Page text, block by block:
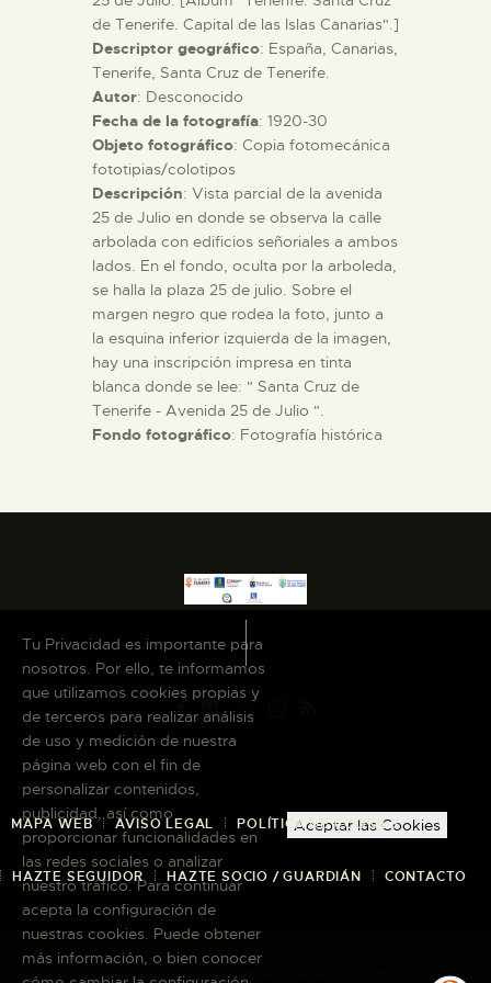
ESPAÑOL
de Tenerife. Capital de las Islas Canarias".]
Descriptor geográfico: España, Canarias,
Tenerife, Santa Cruz de Tenerife.
Autor: Desconocido
Fecha de la fotografía: 1920-30
Objeto fotográfico: Copia fotomecánica
fototipias/colotipos
Descripción: Vista parcial de la avenida
25 de Julio en donde se observa la calle
arbolada con edificios señoriales a ambos
lados. En el fondo, oculta por la arboleda,
se halla la plaza 25 de julio. Sobre el
margen negro que rodea la foto, junto a
la esquina inferior izquierda de la imagen,
hay una inscripción impresa en tinta
blanca donde se lee: " Santa Cruz de
Tenerife - Avenida 25 de Julio ".
Fondo fotográfico: Fotografía histórica
MAPA WEB AVISO LEGAL POLÍTICA DE COOKIES
HAZTE SEGUIDOR HAZTE SOCIO / GUARDIÁN CONTACTO
Copyright © 2026 El Museo Canario · Todos
Tu Privacidad es importante para
nosotros. Por ello, te informamos
que utilizamos cookies propias y
de terceros para realizar análisis
de uso y medición de nuestra
página web con el fin de
personalizar contenidos,
publicidad, así como
proporcionar funcionalidades en
las redes sociales o analizar
nuestro tráfico. Para continuar
acepta la configuración de
nuestras cookies. Puede obtener
más información, o bien conocer
Aceptar las Cookies